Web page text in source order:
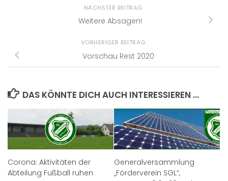
NÄCHSTER BEITRAG
Weitere Absagen!
VORHERIGER BEITRAG
Vorschau Rest 2020
DAS KÖNNTE DICH AUCH INTERESSIEREN …
Corona: Aktivitäten der
Abteilung Fußball ruhen
Generalversammlung
„Förderverein SGL“,